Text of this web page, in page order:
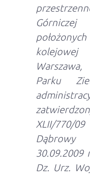
Parku
XLII/770/
Dąbrowy
Dz. Urz.